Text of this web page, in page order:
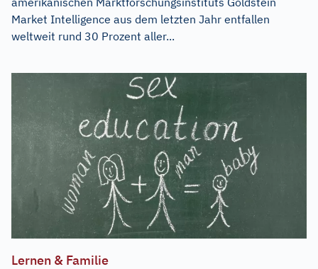
Market Intelligence aus dem letzten Jahr entfallen
weltweit rund 30 Prozent aller...
Lernen & Familie